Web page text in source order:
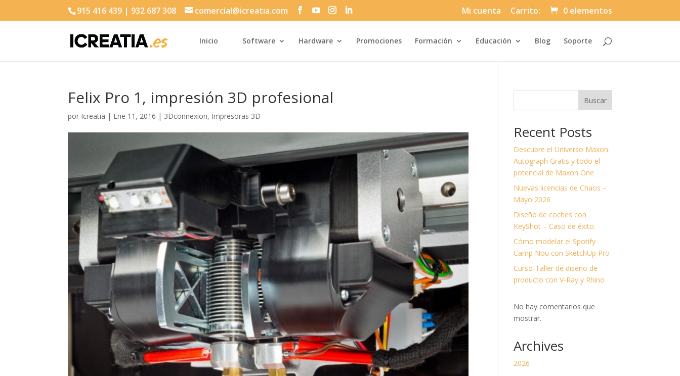
915 416 439 | 932 687 308 comercial@icreatia.com Mi cuenta Carrito: 0 elementos
Inicio Software Hardware Promociones Formación Educación Automatically
Hierarchic
in
2.1.0
Atakan
Docs:
https://atakanau.blogspot.com/2021/
category-
menu-
wp-
plugin.html
|
Theme:
Divi-
Asuni
Child
Theme
(asuni-
divi-
child)
|
Tema
Divi
(Divi)
Blog Soporte
Búsqueda
productos
Felix Pro 1, impresión 3D profesional
por Icreatia | Ene 11, 2016 | 3Dconnexion, Impresoras 3D
Buscar
Recent Posts
Descubre el Universo Maxon:
Autograph Gratis y todo el
potencial de Maxon One
Nuevas licencias de Chaos –
Mayo 2026
Diseño de coches con
KeyShot – Caso de éxito.
Cómo modelar el Spotify
Camp Nou con SketchUp Pro
Curso-Taller de diseño de
producto con V-Ray y Rhino
No hay comentarios que
mostrar.
Archives
2026